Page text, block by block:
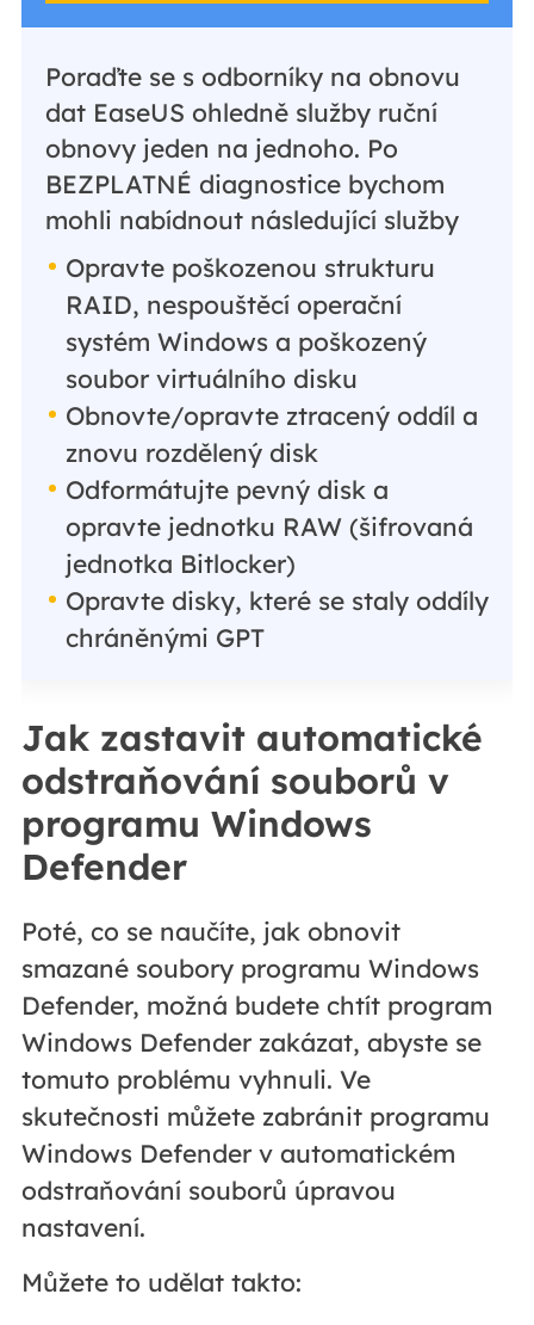
Poraďte se s odborníky na obnovu
dat EaseUS ohledně služby ruční
obnovy jeden na jednoho. Po
BEZPLATNÉ diagnostice bychom
mohli nabídnout následující služby
Opravte poškozenou strukturu
RAID, nespouštěcí operační
systém Windows a poškozený
soubor virtuálního disku
Obnovte/opravte ztracený oddíl a
znovu rozdělený disk
Odformátujte pevný disk a
opravte jednotku RAW (šifrovaná
jednotka Bitlocker)
Opravte disky, které se staly oddíly
chráněnými GPT
Jak zastavit automatické
odstraňování souborů v
programu Windows
Defender
Poté, co se naučíte, jak obnovit
smazané soubory programu Windows
Defender, možná budete chtít program
Windows Defender zakázat, abyste se
tomuto problému vyhnuli. Ve
skutečnosti můžete zabránit programu
Windows Defender v automatickém
odstraňování souborů úpravou
nastavení.
Můžete to udělat takto: